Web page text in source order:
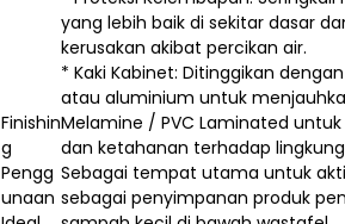
yang lebih baik di sekitar dasar
kerusakan akibat percikan air.
* Kaki Kabinet: Ditinggikan
atau aluminium untuk
Finishin
g
Melamine / PVC Laminated
dan ketahanan terhadap
Pengg
unaan
Sebagai tempat utama untuk
sebagai penyimpanan produk